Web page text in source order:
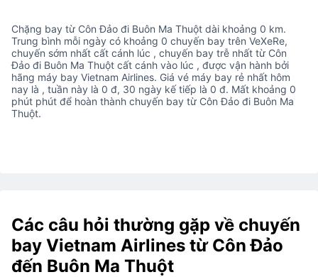
Chặng bay từ Côn Đảo đi Buôn Ma Thuột dài khoảng 0 km.
Trung bình mỗi ngày có khoảng 0 chuyến bay trên VeXeRe,
chuyến sớm nhất cất cánh lúc , chuyến bay trễ nhất từ Côn
Đảo đi Buôn Ma Thuột cất cánh vào lúc , được vận hành bởi
hãng máy bay Vietnam Airlines. Giá vé máy bay rẻ nhất hôm
nay là , tuần này là 0 đ, 30 ngày kế tiếp là 0 đ. Mất khoảng 0
phút phút để hoàn thành chuyến bay từ Côn Đảo đi Buôn Ma
Thuột.
Các câu hỏi thường gặp về chuyến
bay Vietnam Airlines từ Côn Đảo
đến Buôn Ma Thuột